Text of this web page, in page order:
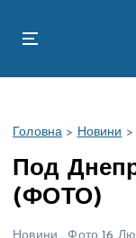
Головна > Новини >
Под
(ФОТО)